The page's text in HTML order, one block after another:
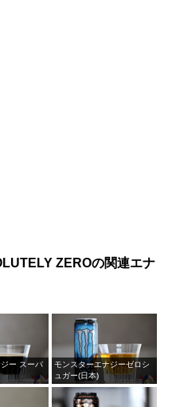
ZEROの関連エナ
ー スーパ
モンスターエナジーゼロシ
ュガー(日本)